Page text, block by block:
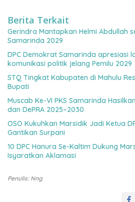
Berita Terkait
Gerindra Mantapkan Helmi Abdullah
Samarinda 2029
DPC Demokrat Samarinda apresiasi
komunikasi politik jelang Pemilu 2029
STQ Tingkat Kabupaten di Mahulu
Bupati
Muscab Ke-VI PKS Samarinda
dan DePRA 2025–2030
OSO Kukuhkan Marsidik Jadi Ketua
Gantikan Surpani
10 DPC Hanura Se-Kaltim Dukung
Isyaratkan Aklamasi
Penulis: Nng